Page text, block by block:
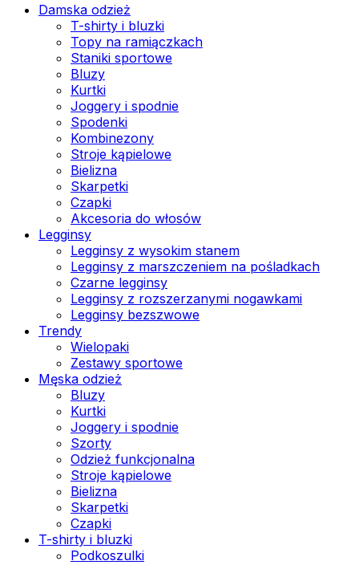
Damska odzież
T-shirty i bluzki
Topy na ramiączkach
Staniki sportowe
Bluzy
Kurtki
Joggery i spodnie
Spodenki
Kombinezony
Stroje kąpielowe
Bielizna
Skarpetki
Czapki
Akcesoria do włosów
Legginsy
Legginsy z wysokim stanem
Legginsy z marszczeniem na pośladkach
Czarne legginsy
Legginsy z rozszerzanymi nogawkami
Legginsy bezszwowe
Trendy
Wielopaki
Zestawy sportowe
Męska odzież
Bluzy
Kurtki
Joggery i spodnie
Szorty
Odzież funkcjonalna
Stroje kąpielowe
Bielizna
Skarpetki
Czapki
T-shirty i bluzki
Podkoszulki